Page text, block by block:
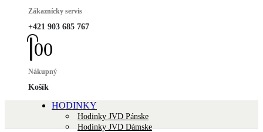
Zákaznícky servis
+421 903 685 767
00
Nákupný
Košík
HODINKY
Hodinky JVD Pánske
Hodinky JVD Dámske